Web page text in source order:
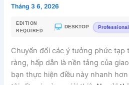
Tháng 3 6, 2026
EDITION
REQUIRED
DESKTOP Professional
Chuyển đổi các ý tưởng phức tạp
ràng, hấp dẫn là nền tảng của
bạn thực hiện điều này nhanh